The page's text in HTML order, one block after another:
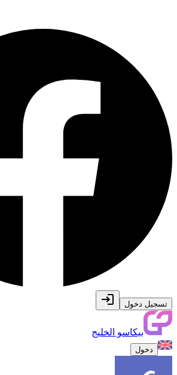
تسجيل دخول
بيكاسو الخليج
دخول